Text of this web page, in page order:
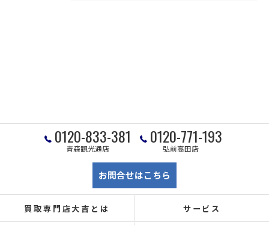
0120-833-381
青森観光通店
0120-771-193
弘前高田店
お問合せはこちら
買取専門店大吉とは サービス